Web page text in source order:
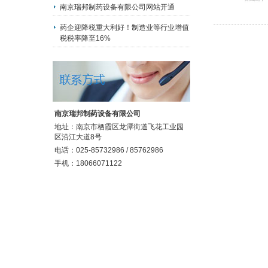
南京瑞邦制药设备有限公司网站开通
药企迎降税重大利好！制造业等行业增值
税税率降至16%
南京瑞邦制药设备有限公司
地址：南京市栖霞区龙潭街道飞花工业园
区沿江大道8号
电话：025-85732986 / 85762986
手机：18066071122